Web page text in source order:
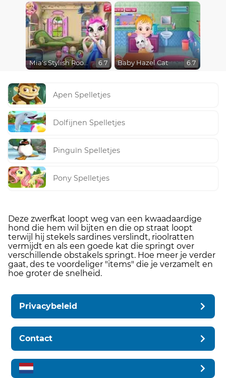
Mia's Stylish Room 6.7 Baby Hazel Cat 6.7
Apen Spelletjes
Dolfijnen Spelletjes
Pinguïn Spelletjes
Pony Spelletjes
Deze zwerfkat loopt weg van een kwaadaardige
hond die hem wil bijten en die op straat loopt
terwijl hij stekels sardines verslindt, rioolratten
vermijdt en als een goede kat die springt over
verschillende obstakels springt. Hoe meer je verder
gaat, des te voordeliger "items" die je verzamelt en
hoe groter de snelheid.
Privacybeleid
Contact